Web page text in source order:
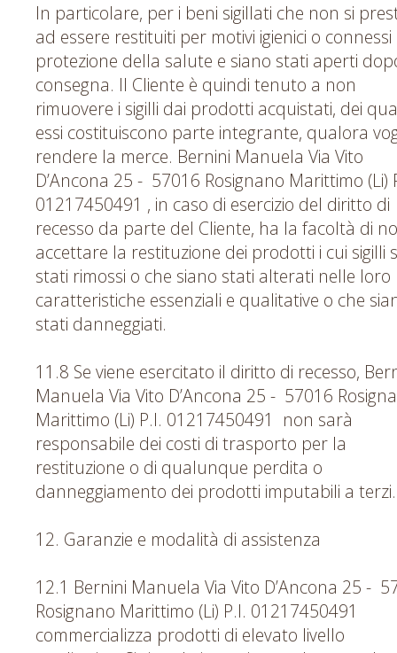
In particolare, per i beni sigillati che non si
ad essere restituiti per motivi igienici o
protezione della salute e siano stati aperti
consegna. Il Cliente è quindi tenuto a non
rimuovere i sigilli dai prodotti acquistati, dei
essi costituiscono parte integrante, qualora
rendere la merce. Bernini Manuela Via Vito
D’Ancona 25 - 57016 Rosignano Marittimo (Li)
01217450491 , in caso di esercizio del diritto di
recesso da parte del Cliente, ha la facoltà di
accettare la restituzione dei prodotti i cui sigilli
stati rimossi o che siano stati alterati nelle loro
caratteristiche essenziali e qualitative o che
stati danneggiati.
11.8 Se viene esercitato il diritto di recesso,
Manuela Via Vito D’Ancona 25 - 57016
Marittimo (Li) P.I. 01217450491 non sarà
responsabile dei costi di trasporto per la
restituzione o di qualunque perdita o
danneggiamento dei prodotti imputabili a terzi.
12. Garanzie e modalità di assistenza
12.1 Bernini Manuela Via Vito D’Ancona 25 -
Rosignano Marittimo (Li) P.I. 01217450491
commercializza prodotti di elevato livello